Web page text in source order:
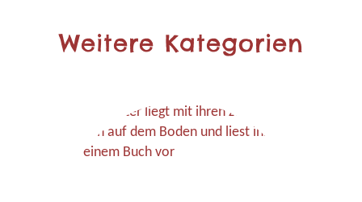
Weitere Kategorien